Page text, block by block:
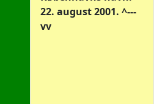
22. august 2001. ^---
vv